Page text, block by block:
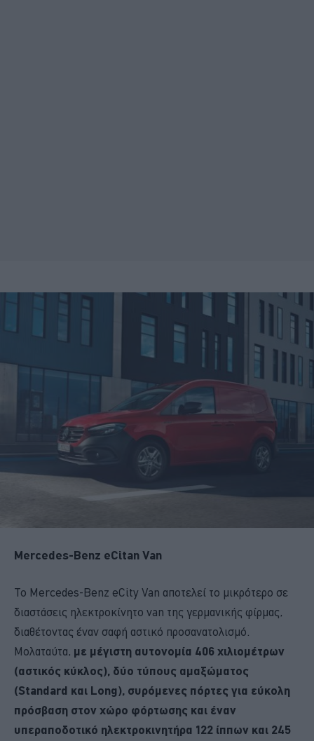
Mercedes-Benz eCitan Van
To Mercedes-Benz eCity Van αποτελεί το μικρότερο σε
διαστάσεις ηλεκτροκίνητο van της γερμανικής φίρμας,
διαθέτοντας έναν σαφή αστικό προσανατολισμό.
Μολαταύτα, με μέγιστη αυτονομία 406 χιλιομέτρων
(αστικός κύκλος), δύο τύπους αμαξώματος
(Standard και Long), συρόμενες πόρτες για εύκολη
πρόσβαση στον χώρο φόρτωσης και έναν
υπεραποδοτικό ηλεκτροκινητήρα 122 ίππων και 245